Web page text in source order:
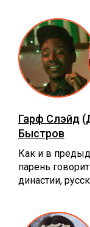
Гарф Слэйд
Быстров
Как и в
парень
династии,